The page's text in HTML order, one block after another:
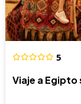
5
Viaje a Egipto